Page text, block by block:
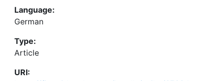
Language:
German
Type:
Article
URI: